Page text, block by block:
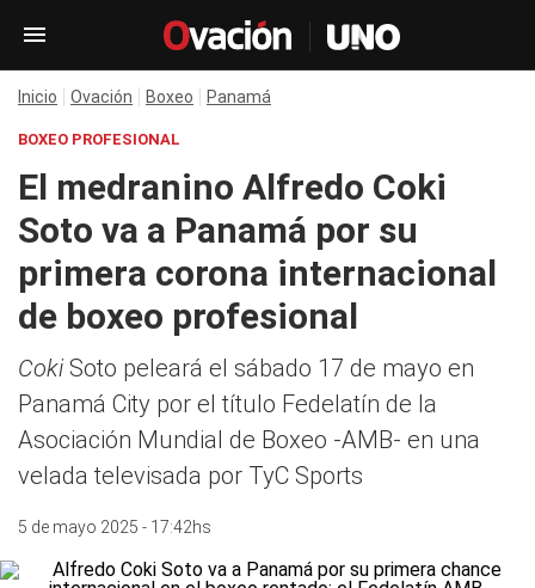
Inicio Ovación Boxeo Panamá
BOXEO PROFESIONAL
El medranino Alfredo Coki
Soto va a Panamá por su
primera corona internacional
de boxeo profesional
CokiSoto peleará el sábado 17 de mayo en
Panamá City por el título Fedelatín de la
Asociación Mundial de Boxeo -AMB- en una
velada televisada por TyC Sports
5 de mayo 2025 - 17:42hs